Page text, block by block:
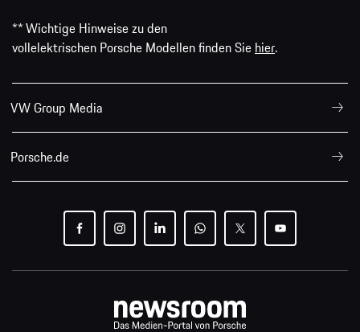
** Wichtige Hinweise zu den
vollelektrischen Porsche Modellen finden Sie hier.
VW Group Media
Porsche.de